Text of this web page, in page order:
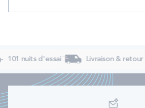
101 nuits d'essai Livraison & retour